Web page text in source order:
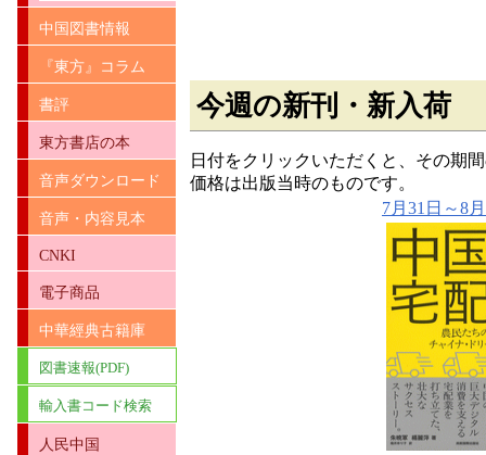
中国図書情報
『東方』コラム
書評
東方書店の本
音声ダウンロード
音声・内容見本
CNKI
電子商品
中華經典古籍庫
図書速報(PDF)
輸入書コード検索
人民中国
今週の新刊・新入荷
日付をクリックいただくと、その
価格は出版当時のものです。
7月31日～8